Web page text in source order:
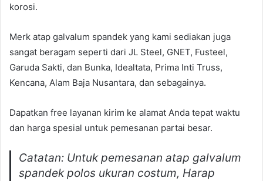
korosi.
Merk atap galvalum spandek yang kami sediakan juga
sangat beragam seperti dari JL Steel, GNET, Fusteel,
Garuda Sakti, dan Bunka, Idealtata, Prima Inti Truss,
Kencana, Alam Baja Nusantara, dan sebagainya.
Dapatkan free layanan kirim ke alamat Anda tepat waktu
dan harga spesial untuk pemesanan partai besar.
Catatan: Untuk pemesanan atap galvalum
spandek polos ukuran costum, Harap